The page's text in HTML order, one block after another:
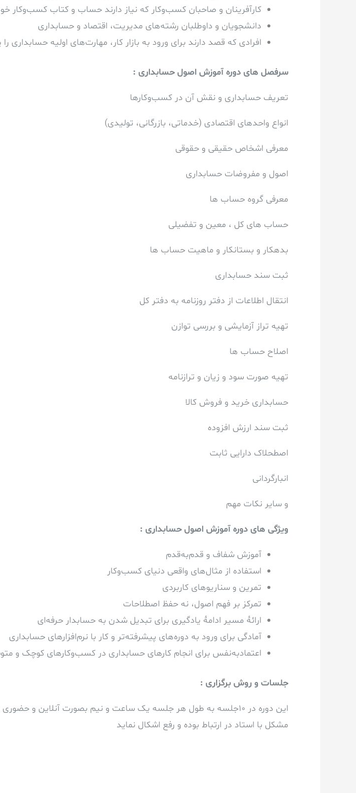
کارآفرینان و صاحبان کسب‌وکار که نیاز دارند حساب و کتاب کسب‌وکار
دانشجویان و داوطلبان رشته‌های مدیریت، اقتصاد و حسابداری
افرادی که قصد دارند برای ورود به بازار کار، مهارت‌های اولیه حسابداری را
سرفصل های دوره آموزش اصول حسابداری :
تعریف حسابداری و نقش آن در کسب‌وکارها
انواع واحدهای اقتصادی (خدماتی، بازرگانی، تولیدی)
معرفی اشخاص حقیقی و حقوقی
اصول و مفروضات حسابداری
معرفی گروه حساب ها
حساب های کل ، معین و تفضیلی
بدهکار و بستانکار و ماهیت حساب ها
ثبت سند حسابداری
انتقال اطلاعات از دفتر روزنامه به دفتر کل
تهیه تراز آزمایشی و بررسی توازن
اصلاح حساب ها
تهیه صورت سود و زیان و ترازنامه
حسابداری خرید و فروش کالا
ثبت سند ارزش افزوده
اصطحلاک دارایی ثابت
انبارگردانی
و سایر نکات مهم
ویژگی های دوره آموزش اصول حسابداری :
آموزش شفاف و قدم‌به‌قدم
استفاده از مثال‌های واقعی دنیای کسب‌وکار
تمرین و سناریوهای کاربردی
تمرکز بر فهم اصول، نه حفظ اصطلاحات
ارائهٔ مسیر ادامهٔ یادگیری برای تبدیل شدن به حسابدار حرفه‌ای
آمادگی برای ورود به دوره‌های پیشرفته‌تر و کار با نرم‌افزارهای حسابداری
اعتمادبه‌نفس برای انجام کارهای حسابداری در کسب‌وکارهای کوچک و
جلسات و روش برگزاری :
این دوره در 10جلسه به طول هر جلسه یک ساعت و نیم بصورت آنلاین و
مشکل با استاد در ارتباط بوده و رفع اشکال نماید